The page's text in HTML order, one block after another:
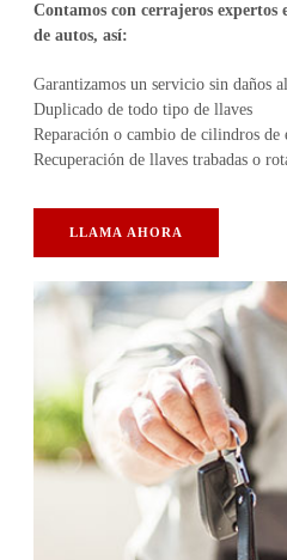
Contamos con cerrajeros expertos
de autos, así:
Garantizamos un servicio sin daños
Duplicado de todo tipo de llaves
Reparación o cambio de cilindros de
Recuperación de llaves trabadas o
LLAMA AHORA